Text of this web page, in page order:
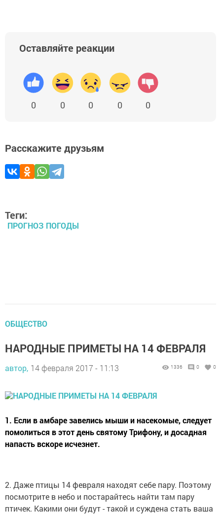
Оставляйте реакции
0 0 0 0 0
Расскажите друзьям
Теги:
ПРОГНОЗ ПОГОДЫ
ОБЩЕСТВО
НАРОДНЫЕ ПРИМЕТЫ НА 14 ФЕВРАЛЯ
автор, 14 февраля 2017 - 11:13 1336 0 0
1. Если в амбаре завелись мыши и насекомые, следует
помолиться в этот день святому Трифону, и досадная
напасть вскоре исчезнет.
2. Даже птицы 14 февраля находят себе пару. Поэтому
посмотрите в небо и постарайтесь найти там пару
птичек. Какими они будут - такой и суждена стать ваша